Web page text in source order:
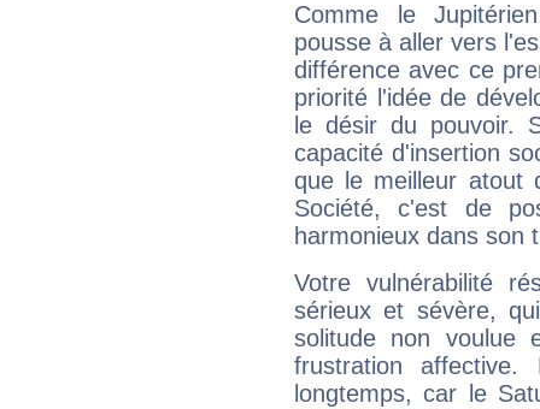
Comme le
pousse à aller vers
différence avec ce
priorité l'idée de
le désir du pouvoir.
capacité d'insertion
que le meilleur atout
Société, c'est de
harmonieux dans son
Votre vulnérabilité
sérieux et sévère,
solitude non voulue
frustration
longtemps, car le